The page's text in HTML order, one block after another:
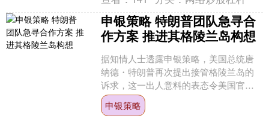
申银策略 特朗普团队急寻合
作方案 推进其格陵兰岛构想
据知情人士透露申银策略，美国总统唐
纳德・特朗普再次提出接管格陵兰岛的
诉求，这一出人意料的表态令美国官员
紧急行动，忙着拟定商业合作协议及其
他强化与格陵兰岛联系的方....
申银策略